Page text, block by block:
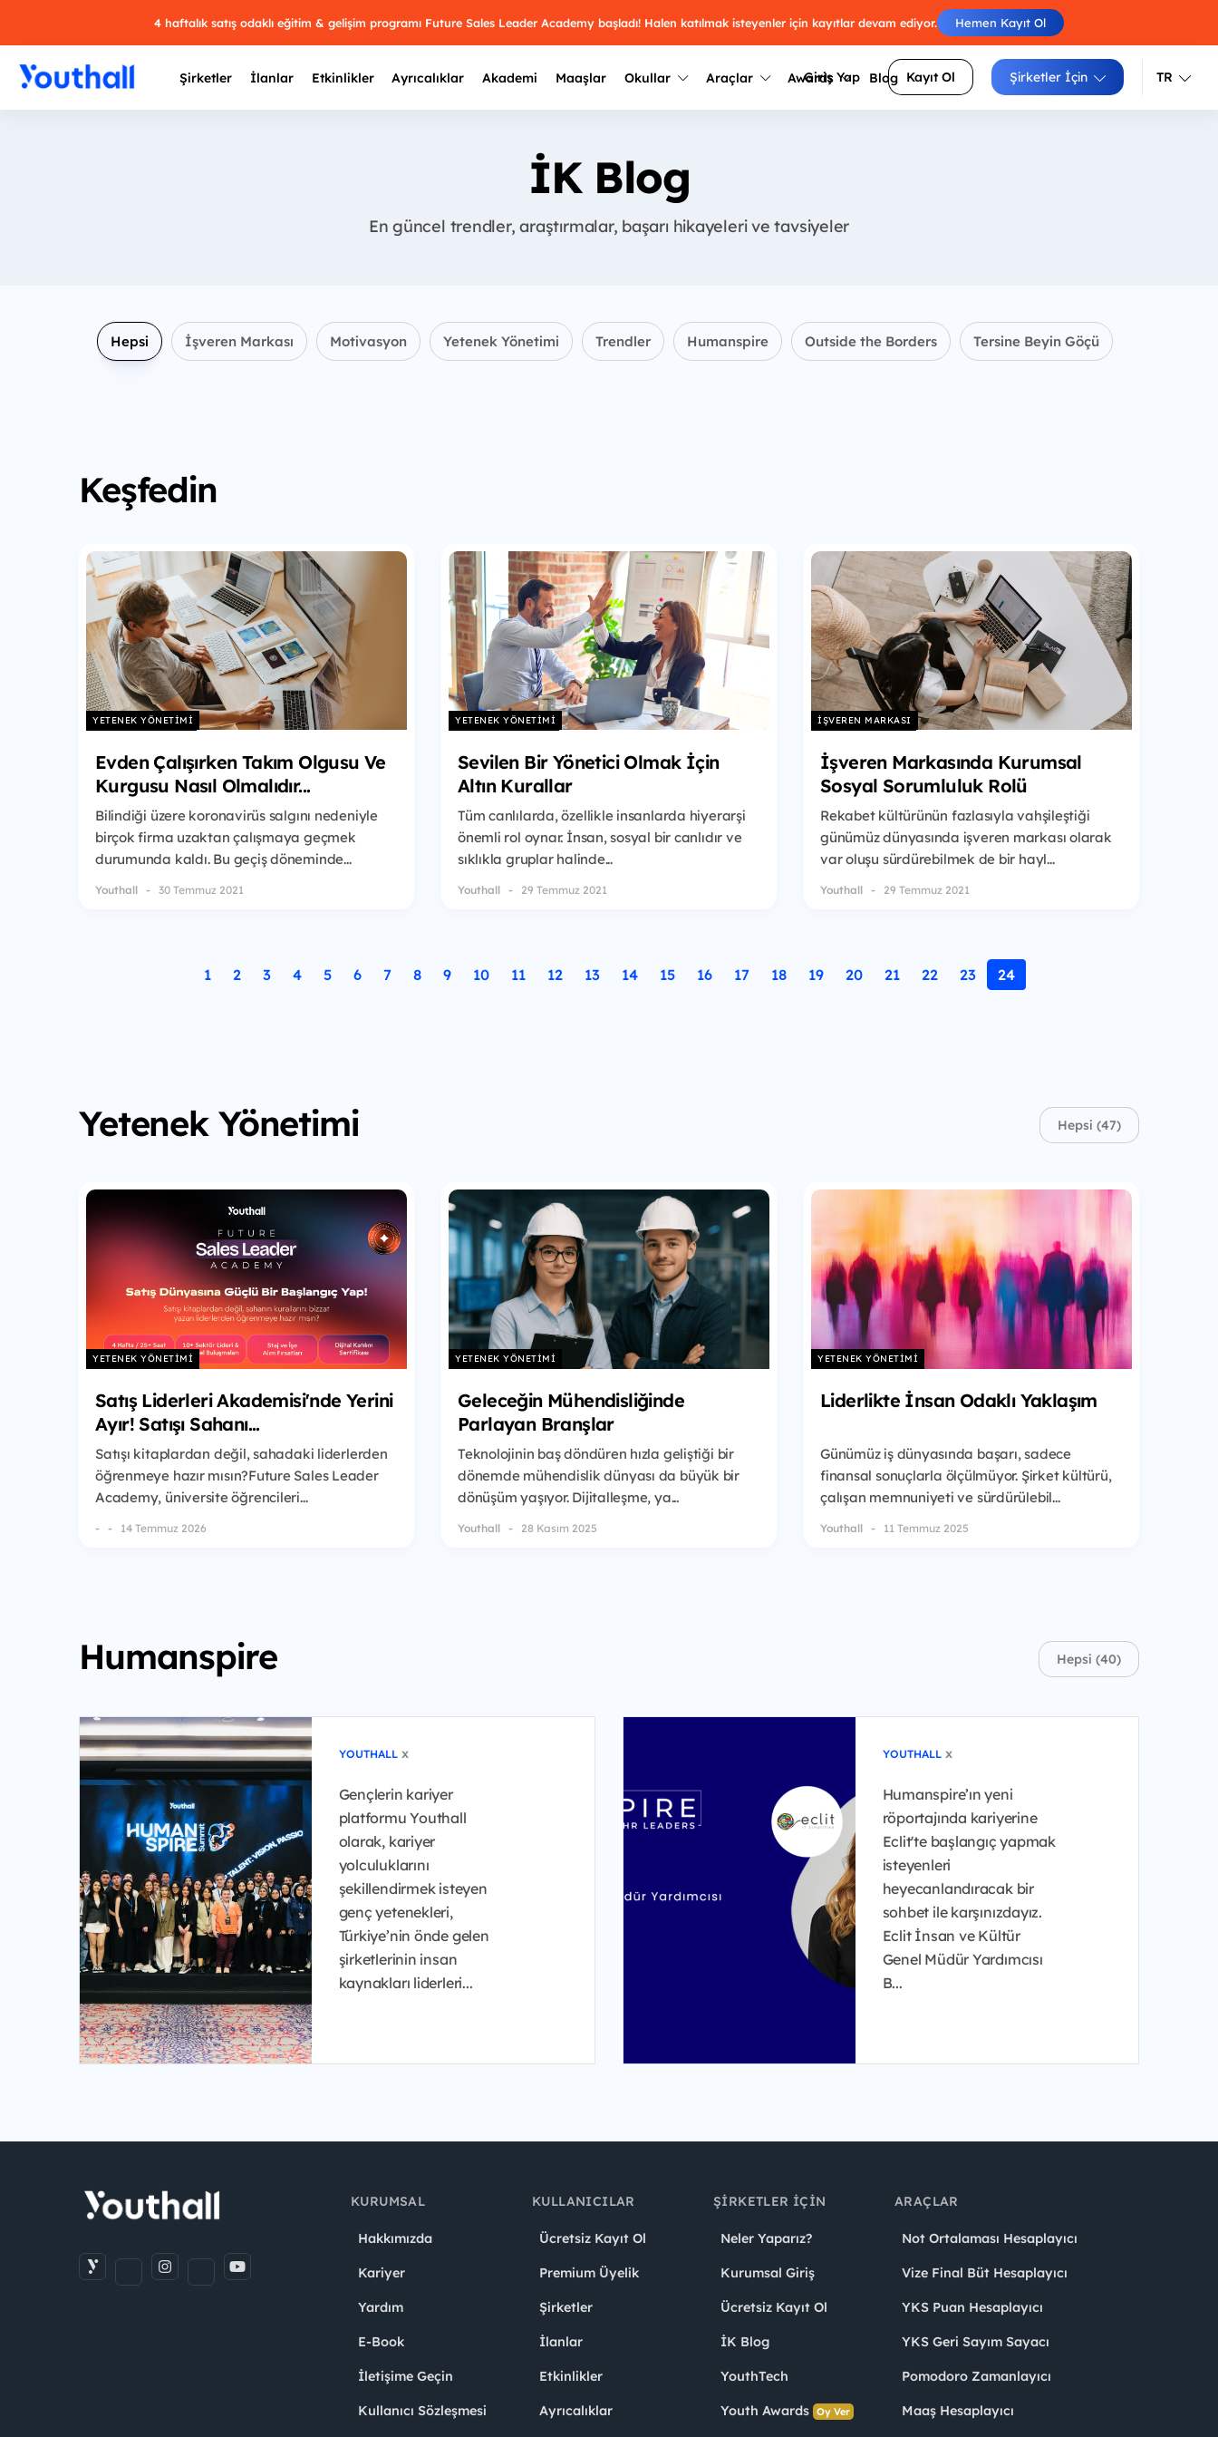
4 haftalık satış odaklı eğitim & gelişim programı Future Sales Leader Academy başladı! Halen katılmak isteyenler için kayıtlar devam ediyor. Hemen Kayıt Ol
Şirketler İlanlar Etkinlikler Ayrıcalıklar Akademi Maaşlar Okullar
Üniversite kulüplerini ve topluluklarını
keşfet.
Türkiye ve dünyadaki üniversiteler
Araçlar Awards
Youth Awards 2026
2025Kazananları
2024Kazananları
Blog
Giriş Yap Kayıt Ol Şirketler İçin TR
İK Blog
En güncel trendler, araştırmalar, başarı hikayeleri ve tavsiyeler
Hepsi İşveren Markası Motivasyon Yetenek Yönetimi Trendler Humanspire Outside the Borders Tersine Beyin Göçü
Keşfedin
YETENEK YÖNETIMI
Evden Çalışırken Takım Olgusu Ve
Kurgusu Nasıl Olmalıdır...
Bilindiği üzere koronavirüs salgını nedeniyle
birçok firma uzaktan çalışmaya geçmek
durumunda kaldı. Bu geçiş döneminde...
Youthall 30 Temmuz 2021
YETENEK YÖNETIMI
Sevilen Bir Yönetici Olmak İçin
Altın Kurallar
Tüm canlılarda, özellikle insanlarda hiyerarşi
önemli rol oynar. İnsan, sosyal bir canlıdır ve
sıklıkla gruplar halinde...
Youthall 29 Temmuz 2021
İŞVEREN MARKASI
İşveren Markasında Kurumsal
Sosyal Sorumluluk Rolü
Rekabet kültürünün fazlasıyla vahşileştiği
günümüz dünyasında işveren markası olarak
var oluşu sürdürebilmek de bir hayl...
Youthall 29 Temmuz 2021
1 2 3 4 5 6 7 8 9 10 11 12 13 14 15 16 17 18 19 20 21 22 23 24
Yetenek Yönetimi Hepsi (47)
YETENEK YÖNETIMI
Satış Liderleri Akademisi'nde Yerini
Ayır! Satışı Sahanı...
Satışı kitaplardan değil, sahadaki liderlerden
öğrenmeye hazır mısın?Future Sales Leader
Academy, üniversite öğrencileri...
- 14 Temmuz 2026
YETENEK YÖNETIMI
Geleceğin Mühendisliğinde
Parlayan Branşlar
Teknolojinin baş döndüren hızla geliştiği bir
dönemde mühendislik dünyası da büyük bir
dönüşüm yaşıyor. Dijitalleşme, ya...
Youthall 28 Kasım 2025
YETENEK YÖNETIMI
Liderlikte İnsan Odaklı Yaklaşım
Günümüz iş dünyasında başarı, sadece
finansal sonuçlarla ölçülmüyor. Şirket kültürü,
çalışan memnuniyeti ve sürdürülebil...
Youthall 11 Temmuz 2025
Humanspire Hepsi (40)
YOUTHALL x
Gençlerin kariyer
platformu Youthall
olarak, kariyer
yolculuklarını
şekillendirmek isteyen
genç yetenekleri,
Türkiye’nin önde gelen
şirketlerinin insan
kaynakları liderleri...
YOUTHALL x
Humanspire’ın yeni
röportajında kariyerine
Eclit'te başlangıç yapmak
isteyenleri
heyecanlandıracak bir
sohbet ile karşınızdayız.
Eclit İnsan ve Kültür
Genel Müdür Yardımcısı
B...
KURUMSAL
Hakkımızda
Kariyer
Yardım
E-Book
İletişime Geçin
Kullanıcı Sözleşmesi
KULLANICILAR
Ücretsiz Kayıt Ol
Premium Üyelik
Şirketler
İlanlar
Etkinlikler
Ayrıcalıklar
ŞIRKETLER İÇIN
Neler Yaparız?
Kurumsal Giriş
Ücretsiz Kayıt Ol
İK Blog
YouthTech
Youth Awards Oy Ver
ARAÇLAR
Not Ortalaması Hesaplayıcı
Vize Final Büt Hesaplayıcı
YKS Puan Hesaplayıcı
YKS Geri Sayım Sayacı
Pomodoro Zamanlayıcı
Maaş Hesaplayıcı